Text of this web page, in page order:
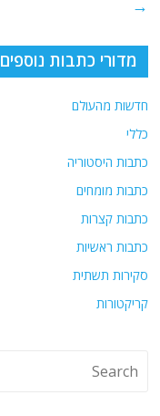
→
מדורי כתבות נוספים
חדשות מהעולם
כללי
כתבות היסטוריה
כתבות מומחים
כתבות קצרות
כתבות ראשיות
סקירות תשתית
קריקטורות